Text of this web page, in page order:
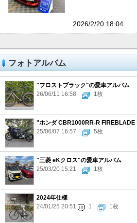
2026/2/20 18:04
フォトアルバム
"フロストブラック"の愛車アルバム
26/06/11 16:58
1枚
"ホンダ CBR1000RR-R FIREBLADE
25/06/07 16:57
5枚
"三菱 eKクロス"の愛車アルバム
25/03/20 15:21
1枚
2024年仕様
24/01/25 20:51
1 1枚